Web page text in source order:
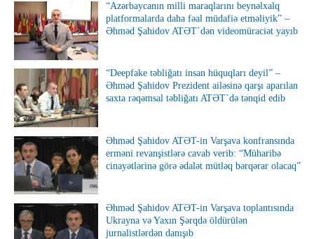
“Azərbaycanın milli maraqlarını beynəlxalq
platformalarda daha fəal müdafiə etməliyik” –
Əhməd Şahidov ATƏT`dən videomüraciət yayıb
“Deepfake təbliğatı insan hüquqları deyil” –
Əhməd Şahidov Prezident ailəsinə qarşı aparılan
saxta rəqəmsal təbliğatı ATƏT`də tənqid edib
Əhməd Şahidov ATƏT-in Varşava konfransında
erməni revanşistlərə cavab verib: “Müharibə
cinayətlərinə görə ədalət mütləq bərqərar olacaq”
Əhməd Şahidov ATƏT-in Varşava toplantısında
Ukrayna və Yaxın Şərqdə öldürülən
jurnalistlərdən danışıb